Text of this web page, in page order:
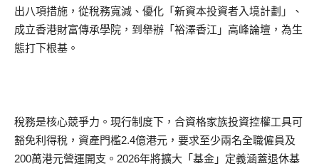
出八項措施，從稅務寬減、優化「新資本投資者入境計劃」、
成立香港財富傳承學院，到舉辦「裕澤香江」高峰論壇，為生
態打下根基。
稅務是核心競爭力。現行制度下，合資格家族投資控權工具可
豁免利得稅，資產門檻2.4億港元，要求至少兩名全職僱員及
200萬港元營運開支。2026年將擴大「基金」定義涵蓋退休基